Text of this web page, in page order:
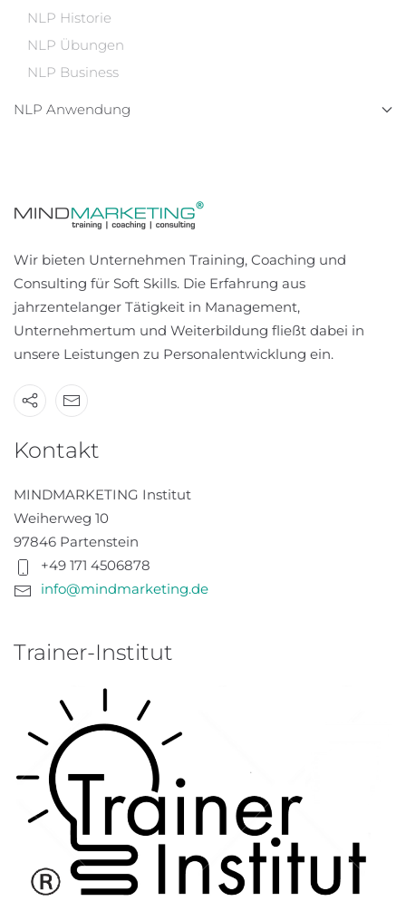
NLP Historie
NLP Übungen
NLP Business
NLP Anwendung
Wir bieten Unternehmen Training, Coaching und
Consulting für Soft Skills. Die Erfahrung aus
jahrzentelanger Tätigkeit in Management,
Unternehmertum und Weiterbildung fließt dabei in
unsere Leistungen zu Personalentwicklung ein.
Kontakt
MINDMARKETING Institut
Weiherweg 10
97846 Partenstein
+49 171 4506878
info@mindmarketing.de
Trainer-Institut